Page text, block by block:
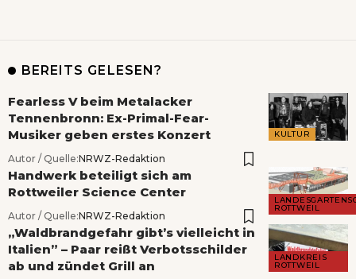
BEREITS GELESEN?
KULTUR
Fearless V beim Metalacker
Tennenbronn: Ex-Primal-Fear-
Musiker geben erstes Konzert
Autor / Quelle:NRWZ-Redaktion
ROTTWEIL
Handwerk beteiligt sich am
Rottweiler Science Center
Autor / Quelle:NRWZ-Redaktion
LANDKREIS
ROTTWEIL
„Waldbrandgefahr gibt’s vielleicht in
Italien” – Paar reißt Verbotsschilder
ab und zündet Grill an